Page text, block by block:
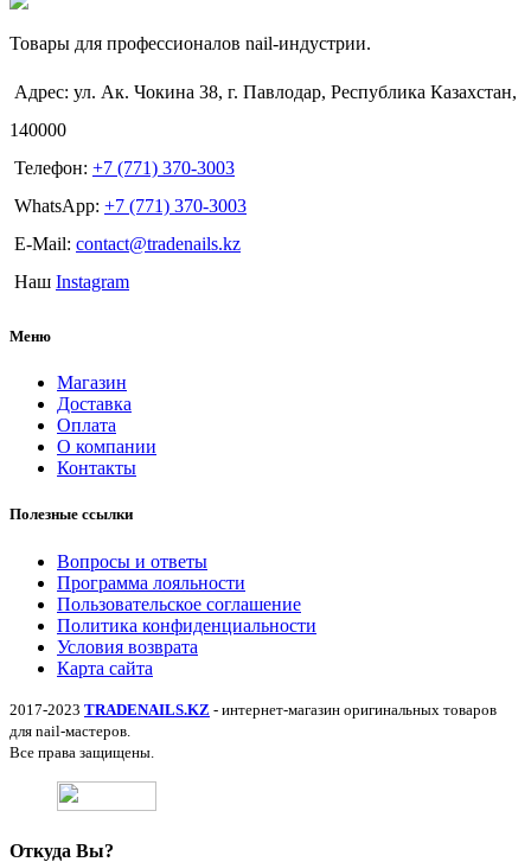
Товары для профессионалов nail-индустрии.
Адрес: ул. Ак. Чокина 38, г. Павлодар, Республика Казахстан,
140000
Телефон: +7 (771) 370-3003
WhatsApp: +7 (771) 370-3003
E-Mail: contact@tradenails.kz
Наш Instagram
Меню
Магазин
Доставка
Оплата
О компании
Контакты
Полезные ссылки
Вопросы и ответы
Программа лояльности
Пользовательское соглашение
Политика конфиденциальности
Условия возврата
Карта сайта
2017-2023 TRADENAILS.KZ - интернет-магазин оригинальных товаров
для nail-мастеров.
Все права защищены.
Откуда Вы?